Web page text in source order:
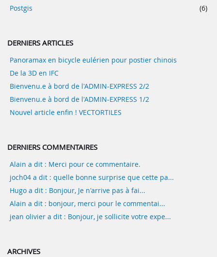
Postgis (6)
DERNIERS ARTICLES
Panoramax en bicycle eulérien pour postier chinois
De la 3D en IFC
Bienvenu.e à bord de l'ADMIN-EXPRESS 2/2
Bienvenu.e à bord de l'ADMIN-EXPRESS 1/2
Nouvel article enfin ! VECTORTILES
DERNIERS COMMENTAIRES
Alain a dit : Merci pour ce commentaire.
joch04 a dit : quelle bonne surprise que cette pa...
Hugo a dit : Bonjour, Je n'arrive pas à fai...
Alain a dit : bonjour, merci pour le commentai...
jean olivier a dit : Bonjour, je sollicite votre expe...
ARCHIVES